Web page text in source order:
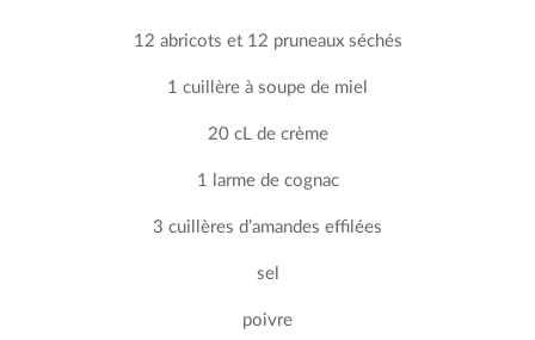
12 abricots et 12 pruneaux séchés
1 cuillère à soupe de miel
20 cL de crème
1 larme de cognac
3 cuillères d’amandes effilées
sel
poivre